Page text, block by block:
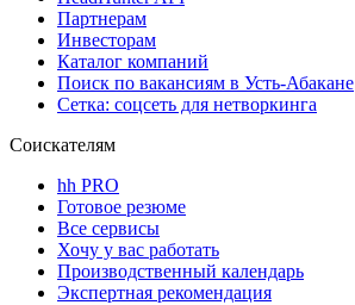
Партнерам
Инвесторам
Каталог компаний
Поиск по вакансиям в Усть-Абакане
Сетка: соцсеть для нетворкинга
Соискателям
hh PRO
Готовое резюме
Все сервисы
Хочу у вас работать
Производственный календарь
Экспертная рекомендация